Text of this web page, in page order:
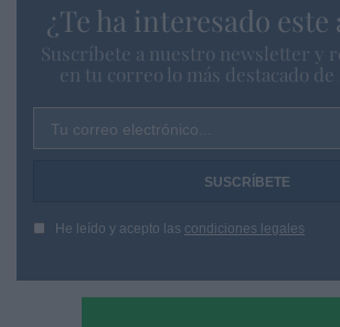
¿Te ha interesado
Suscríbete a nuestro newsletter y
en tu correo lo más destacado
Tu correo electrónico...
He leído y acepto las condiciones legales